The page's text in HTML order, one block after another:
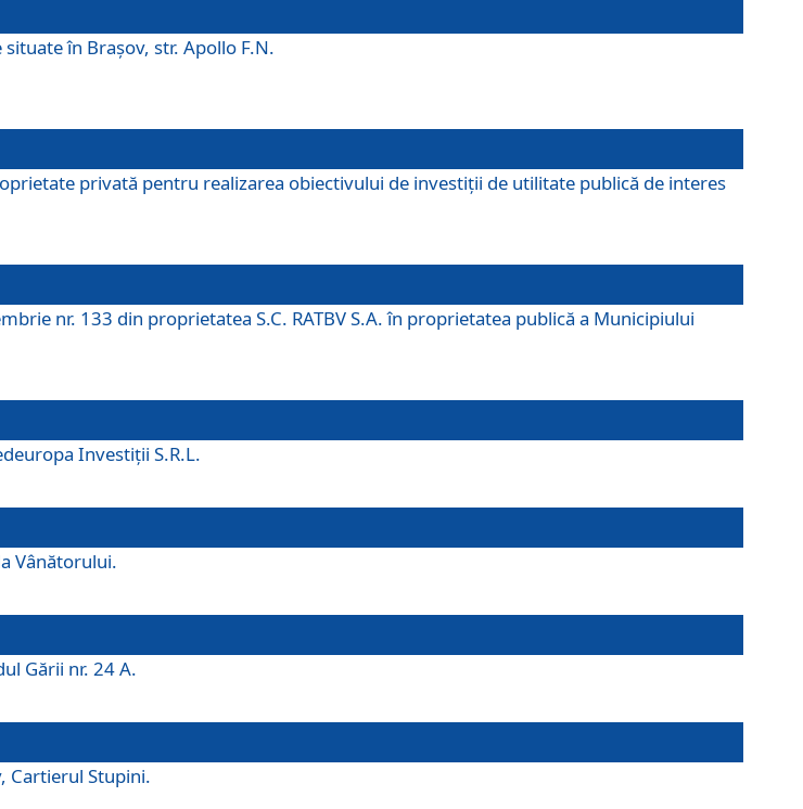
în Brașov, str. Apollo F.N.
privată pentru realizarea obiectivului de investiții de utilitate publică de interes
nr. 133 din proprietatea S.C. RATBV S.A. în proprietatea publică a Municipiului
Investiții S.R.L.
Vânătorului.
Gării nr. 24 A.
Cartierul Stupini.